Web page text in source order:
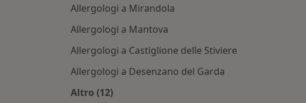
Allergologi a Mirandola
Allergologi a Mantova
Allergologi a Castiglione delle Stiviere
Allergologi a Desenzano del Garda
Altro (12)